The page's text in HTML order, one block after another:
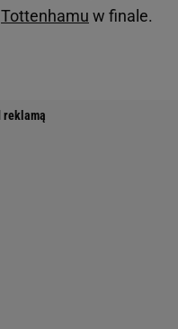
Tottenhamu w finale.